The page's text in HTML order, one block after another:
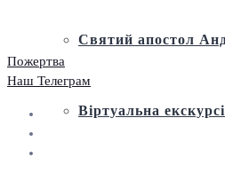
Святий апостол
Віртуальна
Пожертва
Наш Телеграм